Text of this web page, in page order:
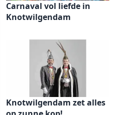
Carnaval vol liefde in
Knotwilgendam
Knotwilgendam zet alles